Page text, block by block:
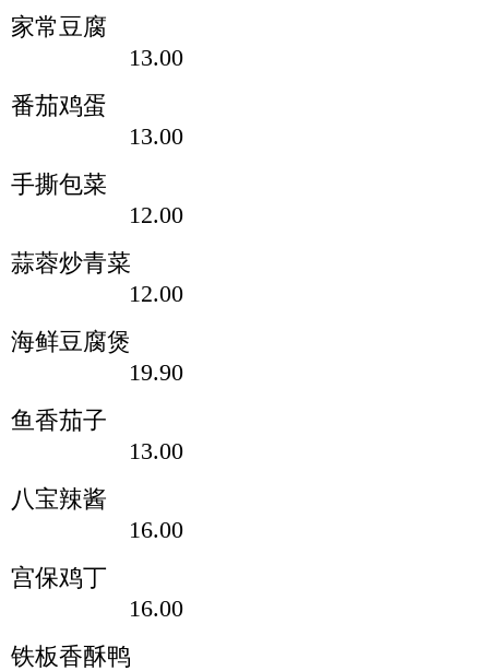
家常豆腐
13.00
番茄鸡蛋
13.00
手撕包菜
12.00
蒜蓉炒青菜
12.00
海鲜豆腐煲
19.90
鱼香茄子
13.00
八宝辣酱
16.00
宫保鸡丁
16.00
铁板香酥鸭